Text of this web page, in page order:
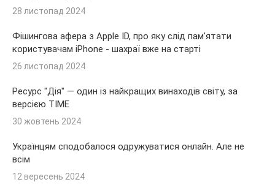
28 листопад 2024
Фішингова афера з Apple ID, про яку слід пам'ятати
користувачам iPhone - шахраї вже на старті
26 листопад 2024
Ресурс "Дія" — один із найкращих винаходів світу, за
версією TIME
30 жовтень 2024
Українцям сподобалося одружуватися онлайн. Але не
всім
12 вересень 2024